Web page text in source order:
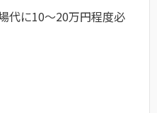
代に10〜20万円程度必